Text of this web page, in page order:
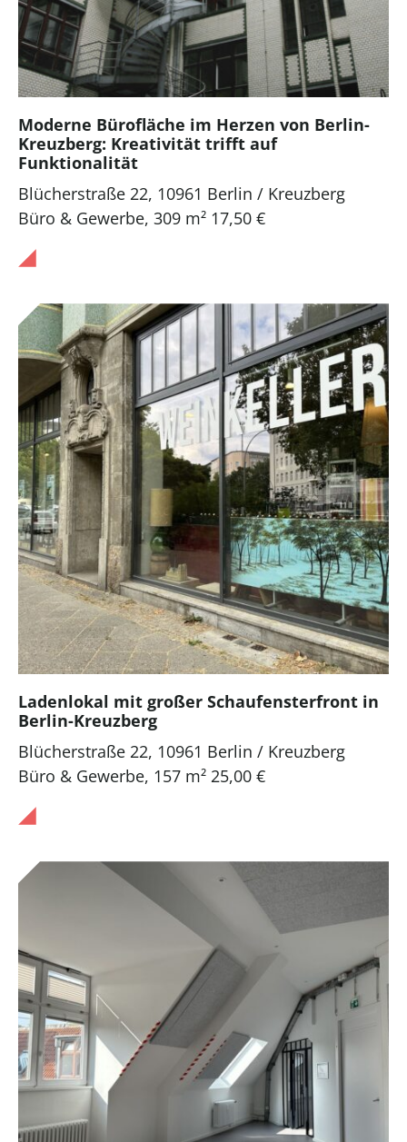
Moderne Bürofläche im Herzen von Berlin-
Kreuzberg: Kreativität trifft auf
Funktionalität
Blücherstraße 22, 10961 Berlin / Kreuzberg
Büro & Gewerbe, 309 m² 17,50 €
Ladenlokal mit großer Schaufensterfront in
Berlin-Kreuzberg
Blücherstraße 22, 10961 Berlin / Kreuzberg
Büro & Gewerbe, 157 m² 25,00 €